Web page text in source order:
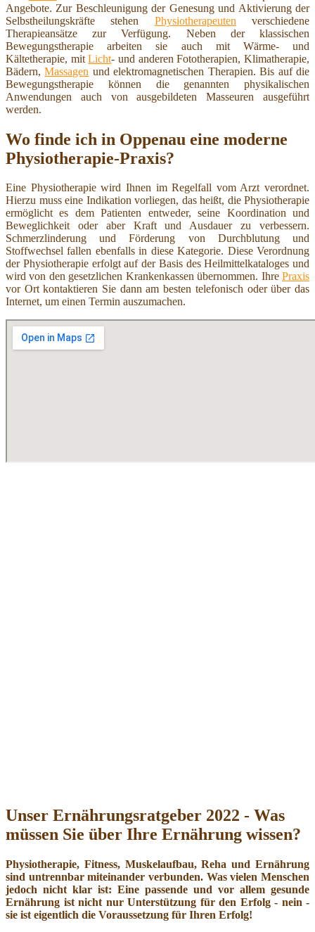
Angebote. Zur Beschleunigung der Genesung und Aktivierung der
Selbstheilungskräfte stehen Physiotherapeuten verschiedene
Therapieansätze zur Verfügung. Neben der klassischen
Bewegungstherapie arbeiten sie auch mit Wärme- und
Kältetherapie, mitLicht- und anderen Fototherapien, Klimatherapie,
Bädern,Massagen und elektromagnetischen Therapien. Bis auf die
Bewegungstherapie können die genannten physikalischen
Anwendungen auch von ausgebildeten Masseuren ausgeführt
werden.
Wo finde ich in Oppenau eine moderne
Physiotherapie-Praxis?
Eine Physiotherapie wird Ihnen im Regelfall vom Arzt verordnet.
Hierzu muss eine Indikation vorliegen, das heißt, die Physiotherapie
ermöglicht es dem Patienten entweder, seine Koordination und
Beweglichkeit oder aber Kraft und Ausdauer zu verbessern.
Schmerzlinderung und Förderung von Durchblutung und
Stoffwechsel fallen ebenfalls in diese Kategorie. Diese Verordnung
der Physiotherapie erfolgt auf der Basis des Heilmittelkataloges und
wird von den gesetzlichen Krankenkassen übernommen. Ihre Praxis
vor Ort kontaktieren Sie dann am besten telefonisch oder über das
Internet, um einen Termin auszumachen.
Unser Ernährungsratgeber 2022 - Was
müssen Sie über Ihre Ernährung wissen?
Physiotherapie, Fitness, Muskelaufbau, Reha und Ernährung
sind untrennbar miteinander verbunden. Was vielen Menschen
jedoch nicht klar ist: Eine passende und vor allem gesunde
Ernährung ist nicht nur Unterstützung für den Erfolg - nein -
sie ist eigentlich die Voraussetzung für Ihren Erfolg!